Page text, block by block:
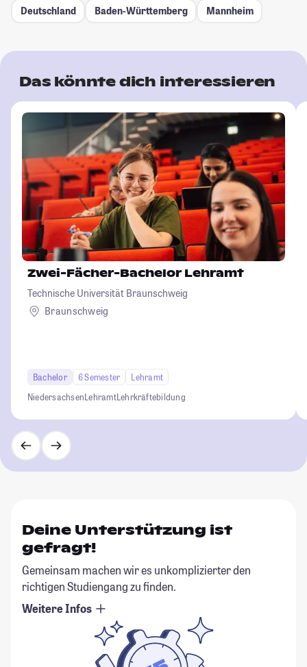
Deutschland
Baden-Württemberg Mannheim
Das könnte dich interessieren
Zwei-Fächer-Bachelor Lehramt
Technische Universität Braunschweig
Braunschweig
Bachelor 6 Semester
Lehramt
NiedersachsenLehramtLehrkräftebildung
Deine Unterstützung ist
gefragt!
Gemeinsam machen wir es unkomplizierter den
richtigen Studiengang zu finden.
Weitere Infos